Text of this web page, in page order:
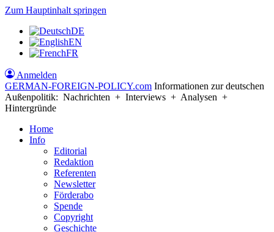
Zum Hauptinhalt springen
DE
EN
FR
Anmelden
GERMAN-FOREIGN-POLICY.com Informationen zur deutschen
Außenpolitik: Nachrichten + Interviews + Analysen +
Hintergründe
Home
Info
Editorial
Redaktion
Referenten
Newsletter
Förderabo
Spende
Copyright
Geschichte